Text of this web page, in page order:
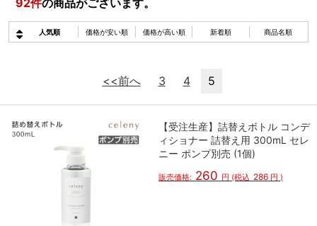
92件の商品がございます。
人気順 価格が安い順 価格が高い順 新着順 商品名順
<<前へ 3 4 5
【受注生産】詰替えボトル コンデ
ィショナー 詰替え用 300mL セレ
ニー ポンプ別売 (1個)
販売価格: 260 円 (税込 286 円 )